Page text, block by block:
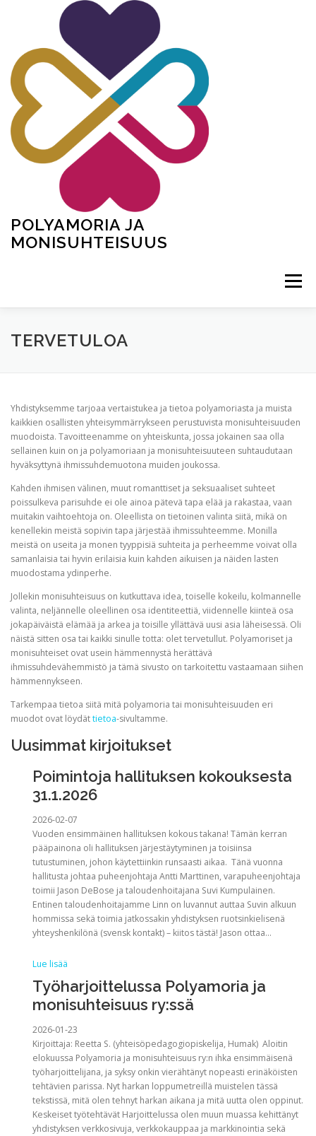
POLYAMORIA JA
MONISUHTEISUUS
Valikko
TERVETULOA TIETOA
TERVETULOA
Yhdistyksemme tarjoaa vertaistukea ja tietoa polyamoriasta ja muista
kaikkien osallisten yhteisymmärrykseen perustuvista monisuhteisuuden
muodoista. Tavoitteenamme on yhteiskunta, jossa jokainen saa olla
sellainen kuin on ja polyamoriaan ja monisuhteisuuteen suhtaudutaan
hyväksyttynä ihmissuhdemuotona muiden joukossa.
Kahden ihmisen välinen, muut romanttiset ja seksuaaliset suhteet
poissulkeva parisuhde ei ole ainoa pätevä tapa elää ja rakastaa, vaan
muitakin vaihtoehtoja on. Oleellista on tietoinen valinta siitä, mikä on
kenellekin meistä sopivin tapa järjestää ihmissuhteemme. Monilla
meistä on useita ja monen tyyppisiä suhteita ja perheemme voivat olla
samanlaisia tai hyvin erilaisia kuin kahden aikuisen ja näiden lasten
muodostama ydinperhe.
Jollekin monisuhteisuus on kutkuttava idea, toiselle kokeilu, kolmannelle
valinta, neljännelle oleellinen osa identiteettiä, viidennelle kiinteä osa
jokapäiväistä elämää ja arkea ja toisille yllättävä uusi asia läheisessä. Oli
näistä sitten osa tai kaikki sinulle totta: olet tervetullut. Polyamoriset ja
monisuhteiset ovat usein hämmennystä herättävä
ihmissuhdevähemmistö ja tämä sivusto on tarkoitettu vastaamaan siihen
hämmennykseen.
Tarkempaa tietoa siitä mitä polyamoria tai monisuhteisuuden eri
muodot ovat löydättietoa-sivultamme.
Uusimmat kirjoitukset
Poimintoja hallituksen kokouksesta
31.1.2026
2026-02-07
Vuoden ensimmäinen hallituksen kokous takana! Tämän kerran
pääpainona oli hallituksen järjestäytyminen ja toisiinsa
tutustuminen, johon käytettiinkin runsaasti aikaa. Tänä vuonna
hallitusta johtaa puheenjohtaja Antti Marttinen, varapuheenjohtaja
toimii Jason DeBose ja taloudenhoitajana Suvi Kumpulainen.
Entinen taloudenhoitajamme Linn on luvannut auttaa Suvin alkuun
hommissa sekä toimia jatkossakin yhdistyksen ruotsinkielisenä
yhteyshenkilönä (svensk kontakt) – kiitos tästä! Jason ottaa…
Lue lisää
Työharjoittelussa Polyamoria ja
monisuhteisuus ry:ssä
2026-01-23
Kirjoittaja: Reetta S. (yhteisöpedagogiopiskelija, Humak) Aloitin
elokuussa Polyamoria ja monisuhteisuus ry:n ihka ensimmäisenä
työharjoittelijana, ja syksy onkin vierähtänyt nopeasti erinäköisten
tehtävien parissa. Nyt harkan loppumetreillä muistelen tässä
tekstissä, mitä olen tehnyt harkan aikana ja mitä uutta olen oppinut.
Keskeiset työtehtävät Harjoittelussa olen muun muassa kehittänyt
yhdistyksen verkkosivuja, verkkokauppaa ja markkinointia sekä